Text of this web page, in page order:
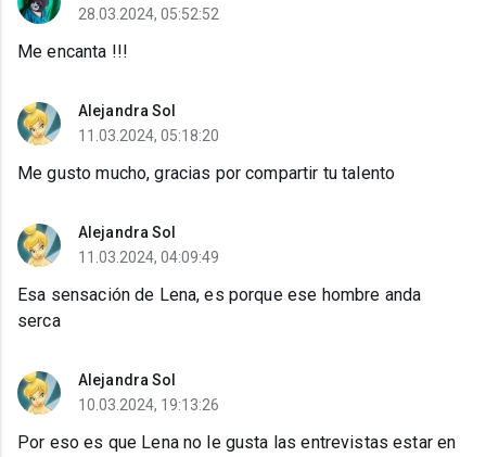
28.03.2024, 05:52:52
Me encanta !!!
Alejandra Sol
11.03.2024, 05:18:20
Me gusto mucho, gracias por compartir tu talento
Alejandra Sol
11.03.2024, 04:09:49
Esa sensación de Lena, es porque ese hombre anda
serca
Alejandra Sol
10.03.2024, 19:13:26
Por eso es que Lena no le gusta las entrevistas estar en